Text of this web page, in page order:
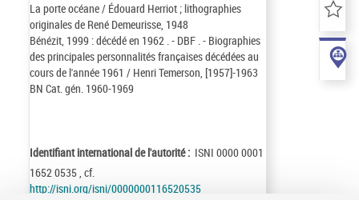
La porte océane / Édouard Herriot ; lithographies
originales de René Demeurisse, 1948
Bénézit, 1999 : décédé en 1962 . - DBF . - Biographies
des principales personnalités françaises décédées au
cours de l'année 1961 / Henri Temerson, [1957]-1963
BN Cat. gén. 1960-1969
Identifiant international de l'autorité : ISNI 0000 0001
1652 0535 , cf.
http://isni.org/isni/0000000116520535